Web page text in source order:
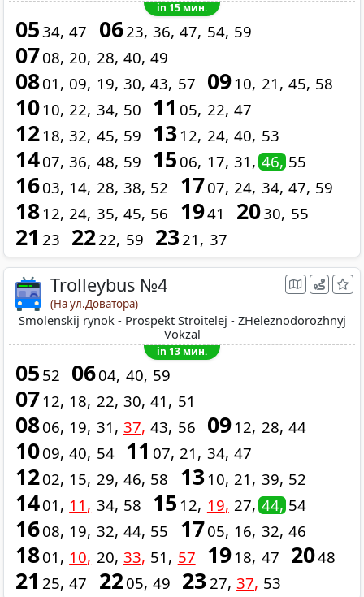
in 15 мин.
0534 47 0623 36 47 54 59
0708 20 28 40 49
0801 09 19 30 43 57 09 10 21 45 58
10 10 22 34 50 11 05 22 47
12 18 32 45 59 13 12 24 40 53
1407 36 48 59 15 06 17 31 46 55
1603 14 28 38 52 1707 24 34 47 59
18 12 24 35 45 56 1941 2030 55
21 23 2222 59 2321 37
Trolleybus №4
(На ул.Доватора)
Smolenskij rynok - Prospekt Stroitelej - ZHeleznodorozhnyj
Vokzal
in 13 мин.
05 52 0604 40 59
07 12 18 22 30 41 51
0806 19 31 37 43 56 09 12 28 44
1009 40 54 11 07 21 34 47
1202 15 29 46 58 13 10 21 39 52
1401 11 34 58 15 12 19 27 44 54
1608 19 32 44 55 1705 16 32 46
1801 10 20 33 51 57 19 18 47 2048
21 25 47 2205 49 2327 37 53